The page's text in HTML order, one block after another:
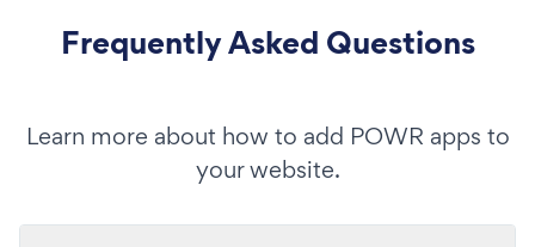
Frequently Asked Questions
Learn more about how to add POWR apps to
your website.